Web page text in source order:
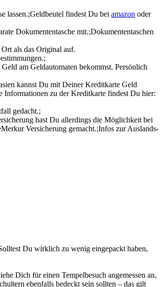
lassen.;Geldbeutel findest Du bei amazon oder
Dokumententasche mit.;Dokumententaschen
als das Original auf.
am Geldautomaten bekommst. Persönlich
kannst Du mit Deiner Kreditkarte Geld
zu der Kreditkarte findest Du hier:
gedacht.;
hast Du allerdings die Möglichkeit bei
Versicherung gemacht.;Infos zur Auslands-
Du wirklich zu wenig eingepackt haben,
Dich für einen Tempelbesuch angemessen an,
ebenfalls bedeckt sein sollten – das gilt